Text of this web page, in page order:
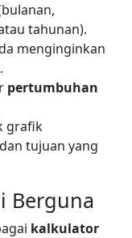
tahunan).
menginginkan
pertumbuhan
grafik
tujuan yang
Berguna
kalkulator